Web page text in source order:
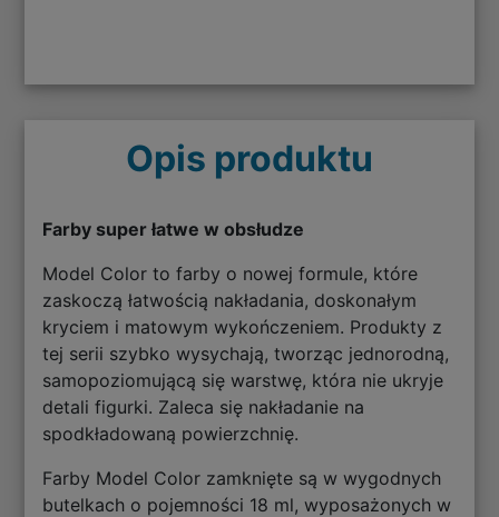
Opis produktu
Farby super łatwe w obsłudze
Model Color to farby o nowej formule, które
zaskoczą łatwością nakładania, doskonałym
kryciem i matowym wykończeniem. Produkty z
tej serii szybko wysychają, tworząc jednorodną,
samopoziomującą się warstwę, która nie ukryje
detali figurki. Zaleca się nakładanie na
spodkładowaną powierzchnię.
Farby Model Color zamknięte są w wygodnych
butelkach o pojemności 18 ml, wyposażonych w